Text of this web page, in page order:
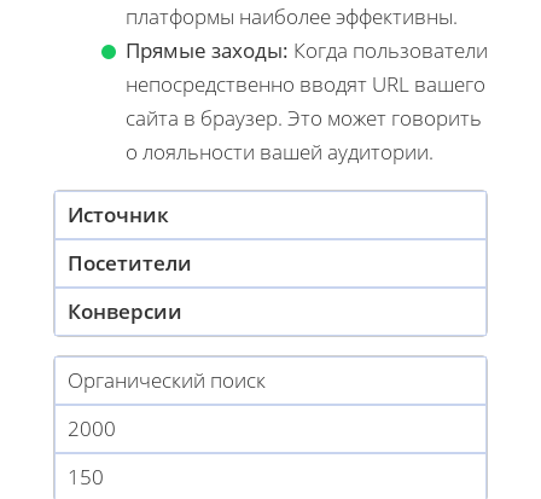
платформы наиболее эффективны.
Прямые заходы: Когда пользователи
непосредственно вводят URL вашего
сайта в браузер. Это может говорить
о лояльности вашей аудитории.
Источник
Посетители
Конверсии
Органический поиск
2000
150